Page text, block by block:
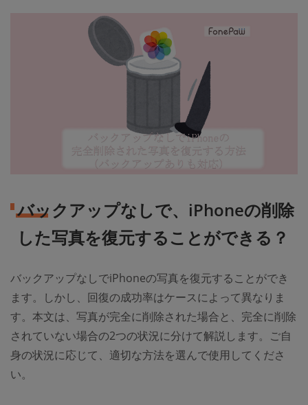
バックアップなしで、iPhoneの削除
した写真を復元することができる？
バックアップなしでiPhoneの写真を復元することができ
ます。しかし、回復の成功率はケースによって異なりま
す。本文は、写真が完全に削除された場合と、完全に削除
されていない場合の2つの状況に分けて解説します。ご自
身の状況に応じて、適切な方法を選んで使用してくださ
い。